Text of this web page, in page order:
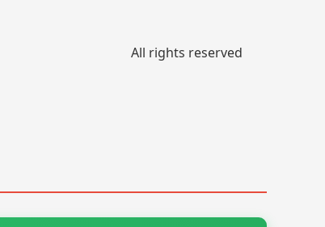
All rights reserved